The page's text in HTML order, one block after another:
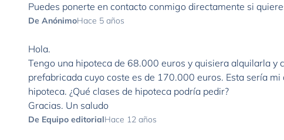
Puedes ponerte en contacto conmigo directamente si
De AnónimoHace 5 años
Hola.
Tengo una hipoteca de 68.000 euros y quisiera alquilarla y
prefabricada cuyo coste es de 170.000 euros. Esta sería
hipoteca. ¿Qué clases de hipoteca podría pedir?
Gracias. Un saludo
De Equipo editorialHace 12 años